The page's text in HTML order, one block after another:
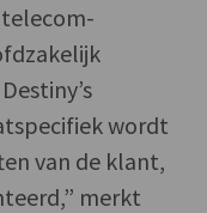
wordt
van de klant,
merkt